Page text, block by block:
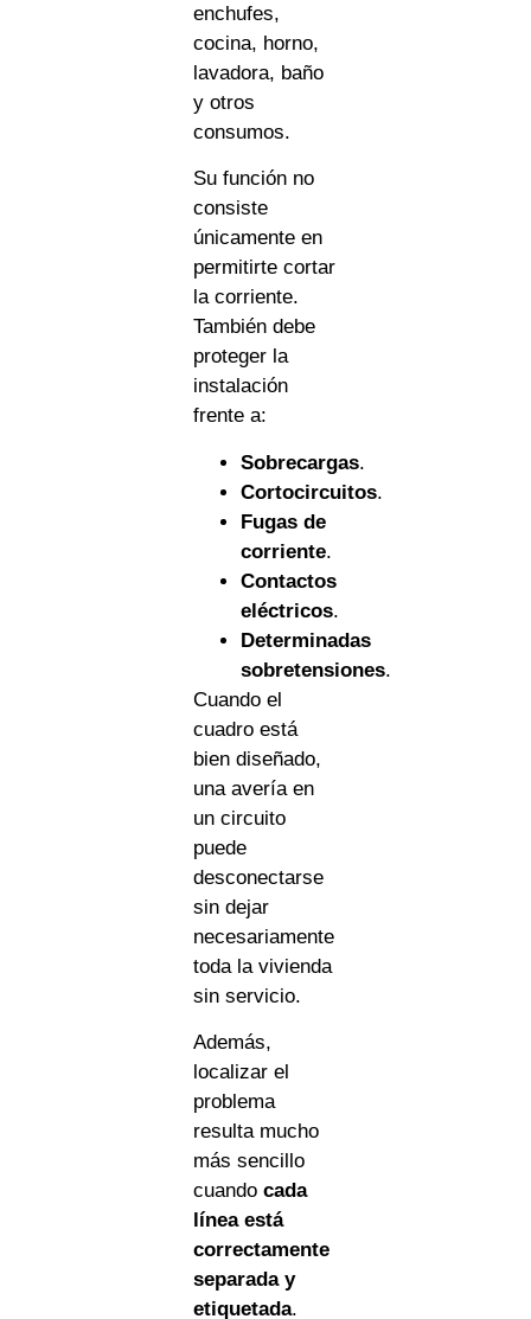
enchufes,
cocina, horno,
lavadora, baño
y otros
consumos.
Su función no
consiste
únicamente en
permitirte cortar
la corriente.
También debe
proteger la
instalación
frente a:
Sobrecargas.
Cortocircuitos.
Fugas de
corriente.
Contactos
eléctricos.
Determinadas
sobretensiones.
Cuando el
cuadro está
bien diseñado,
una avería en
un circuito
puede
desconectarse
sin dejar
necesariamente
toda la vivienda
sin servicio.
Además,
localizar el
problema
resulta mucho
más sencillo
cuando cada
línea está
correctamente
separada y
etiquetada.